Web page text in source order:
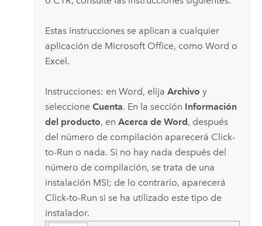
Estas instrucciones se aplican a cualquier
aplicación de Microsoft Office, como Word o
Excel.
Instrucciones: en Word, elija Archivo y
seleccione Cuenta. En la sección Información
del producto, en Acerca de Word , después
del número de compilación aparecerá Click-
to-Run o nada. Si no hay nada después del
número de compilación, se trata de una
instalación MSI; de lo contrario, aparecerá
Click-to-Run si se ha utilizado este tipo de
instalador.